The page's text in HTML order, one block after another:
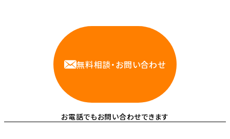
無料相談・お問い合わせ
お電話でもお問い合わせできます